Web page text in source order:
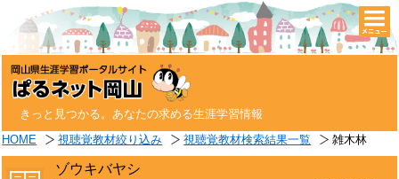
きっと見つかる。あなたの求める生涯学習情報
HOME 視聴覚教材絞り込み 視聴覚教材検索結果一覧 雑木林
ゾウキバヤシ